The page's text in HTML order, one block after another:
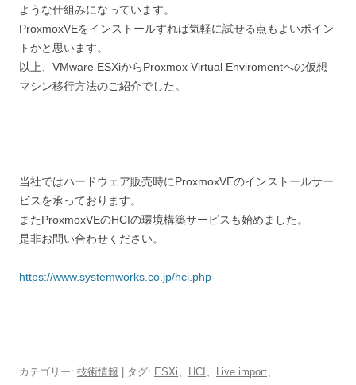
ような仕組みになっています。
ProxmoxVEをインストールすれば気軽に試せる点もよいポイン
トかと思います。
以上、VMware ESXiからProxmox Virtual Enviromentへの仮想
マシン移行方法のご紹介でした。
当社ではハードウェア販売時にProxmoxVEのインストールサー
ビスを承っております。
またProxmoxVEのHCIの環境構築サービスも始めました。
是非お問い合わせください。
https://www.systemworks.co.jp/hci.php
カテゴリー: 技術情報 | タグ: ESXi、 HCI 、 Live import、